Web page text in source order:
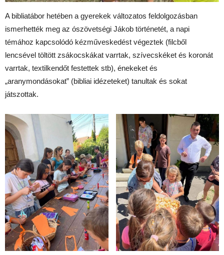
A bibliatábor hetében a gyerekek változatos feldolgozásban
ismerhették meg az ószövetségi Jákob történetét, a napi
témához kapcsolódó kézműveskedést végeztek (filcből
lencsével töltött zsákocskákat varrtak, szívecskéket és koronát
varrtak, textilkendőt festettek stb), énekeket és
„aranymondásokat” (bibliai idézeteket) tanultak és sokat
játszottak.